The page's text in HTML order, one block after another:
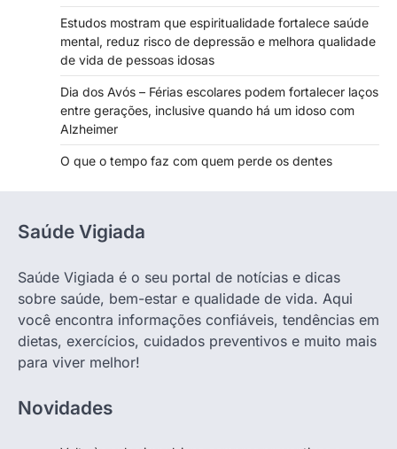
Estudos mostram que espiritualidade fortalece saúde
mental, reduz risco de depressão e melhora qualidade
de vida de pessoas idosas
Dia dos Avós – Férias escolares podem fortalecer laços
entre gerações, inclusive quando há um idoso com
Alzheimer
O que o tempo faz com quem perde os dentes
Saúde Vigiada
Saúde Vigiada é o seu portal de notícias e dicas
sobre saúde, bem-estar e qualidade de vida. Aqui
você encontra informações confiáveis, tendências em
dietas, exercícios, cuidados preventivos e muito mais
para viver melhor!
Novidades